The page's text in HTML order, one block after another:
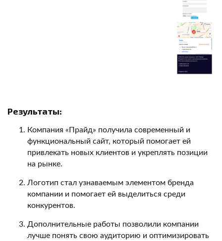
Результаты:
Компания «Прайд» получила современный и
функциональный сайт, который помогает ей
привлекать новых клиентов и укреплять позиции
на рынке.
Логотип стал узнаваемым элементом бренда
компании и помогает ей выделиться среди
конкурентов.
Дополнительные работы позволили компании
лучше понять свою аудиторию и оптимизировать